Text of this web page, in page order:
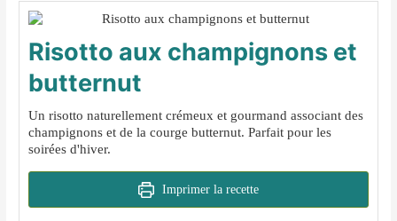
Risotto aux champignons et
butternut
Un risotto naturellement crémeux et gourmand associant des
champignons et de la courge butternut. Parfait pour les
soirées d'hiver.
Imprimer la recette